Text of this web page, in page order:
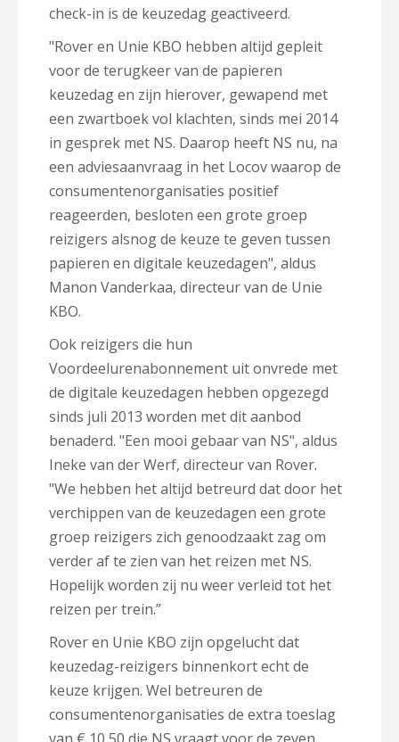
check-in is de keuzedag geactiveerd.
"Rover en Unie KBO hebben altijd gepleit
voor de terugkeer van de papieren
keuzedag en zijn hierover, gewapend met
een zwartboek vol klachten, sinds mei 2014
in gesprek met NS. Daarop heeft NS nu, na
een adviesaanvraag in het Locov waarop de
consumentenorganisaties positief
reageerden, besloten een grote groep
reizigers alsnog de keuze te geven tussen
papieren en digitale keuzedagen", aldus
Manon Vanderkaa, directeur van de Unie
KBO.
Ook reizigers die hun
Voordeelurenabonnement uit onvrede met
de digitale keuzedagen hebben opgezegd
sinds juli 2013 worden met dit aanbod
benaderd. "Een mooi gebaar van NS", aldus
Ineke van der Werf, directeur van Rover.
"We hebben het altijd betreurd dat door het
verchippen van de keuzedagen een grote
groep reizigers zich genoodzaakt zag om
verder af te zien van het reizen met NS.
Hopelijk worden zij nu weer verleid tot het
reizen per trein.”
Rover en Unie KBO zijn opgelucht dat
keuzedag-reizigers binnenkort echt de
keuze krijgen. Wel betreuren de
consumentenorganisaties de extra toeslag